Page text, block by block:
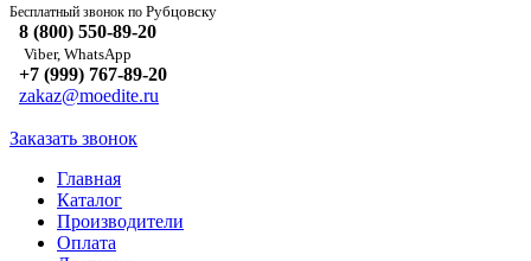
Бесплатный звонок по Рубцовску
8 (800) 550-89-20
Viber, WhatsApp
+7 (999) 767-89-20
zakaz@moedite.ru
Заказать звонок
Главная
Каталог
Производители
Оплата